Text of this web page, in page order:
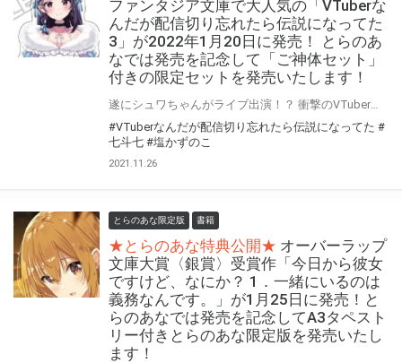
ファンタジア文庫で大人気の「VTuberな
んだが配信切り忘れたら伝説になってた
3」が2022年1月20日に発売！ とらのあ
なでは発売を記念して「ご神体セット」
付きの限定セットを発売いたします！
#VTuberなんだが配信切り忘れたら伝説になってた #
七斗七 #塩かずのこ
2021.11.26
とらのあな限定版 書籍
★とらのあな特典公開★ オーバーラップ
文庫大賞〈銀賞〉受賞作「今日から彼女
ですけど、なにか？ 1．一緒にいるのは
義務なんです。」が1月25日に発売！と
らのあなでは発売を記念してA3タペスト
リー付きとらのあな限定版を発売いたし
ます！